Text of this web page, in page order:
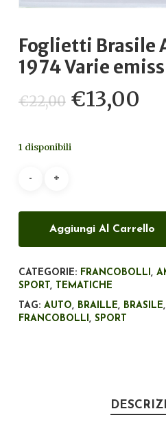
Foglietti Brasile
1974 Varie
€22,00 Il
prezzo
originale
€13,00
1 disponibili
Aggiungi Al Carrello
CATEGORIE: FRANCOBOLLI ,
SPORT ,
TEMATICHE
TAG: AUTO, BRAILLE, BRASILE,
FRANCOBOLLI , SPORT